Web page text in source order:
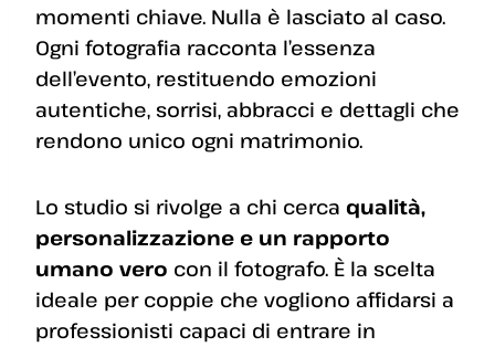
momenti chiave. Nulla è lasciato al caso.
Ogni fotografia racconta l’essenza
dell’evento, restituendo emozioni
autentiche, sorrisi, abbracci e dettagli che
rendono unico ogni matrimonio.
Lo studio si rivolge a chi cerca qualità,
personalizzazione e un rapporto
umano vero con il fotografo. È la scelta
ideale per coppie che vogliono affidarsi a
professionisti capaci di entrare in